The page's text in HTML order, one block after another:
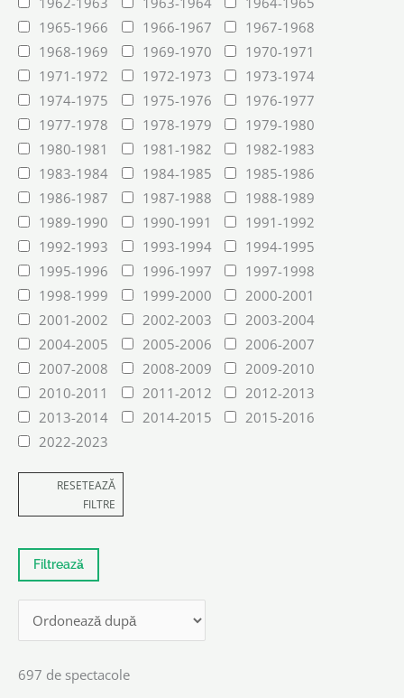
1965-1966
1966-1967
1967-1968
1968-1969
1969-1970
1970-1971
1971-1972
1972-1973
1973-1974
1974-1975
1975-1976
1976-1977
1977-1978
1978-1979
1979-1980
1980-1981
1981-1982
1982-1983
1983-1984
1984-1985
1985-1986
1986-1987
1987-1988
1988-1989
1989-1990
1990-1991
1991-1992
1992-1993
1993-1994
1994-1995
1995-1996
1996-1997
1997-1998
1998-1999
1999-2000
2000-2001
2001-2002
2002-2003
2003-2004
2004-2005
2005-2006
2006-2007
2007-2008
2008-2009
2009-2010
2010-2011
2011-2012
2012-2013
2013-2014
2014-2015
2015-2016
2022-2023
RESETEAZĂ
FILTRE
697 de spectacole